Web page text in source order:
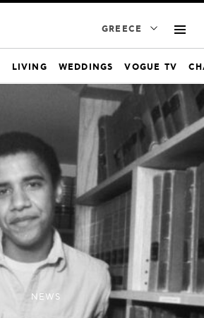
GREECE
LIVING WEDDINGS VOGUE TV
NEWS